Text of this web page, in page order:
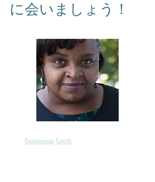
に会いましょう！
Duvieanne Smith